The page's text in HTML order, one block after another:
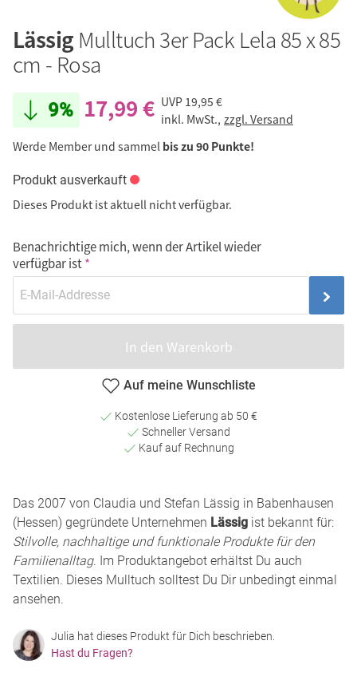
Lässig Mulltuch 3er Pack Lela 85 x 85
cm - Rosa
9% 17,99 € UVP 19,95 €
inkl. MwSt., zzgl. Versand
Werde Member und sammel bis zu 90 Punkte!
Produkt ausverkauft
Dieses Produkt ist aktuell nicht verfügbar.
Benachrichtige mich, wenn der Artikel wieder
verfügbar ist
In den Warenkorb
Auf meine Wunschliste
Kostenlose Lieferung ab 50 €
Schneller Versand
Kauf auf Rechnung
Das 2007 von Claudia und Stefan Lässig in Babenhausen
(Hessen) gegründete Unternehmen Lässig ist bekannt für:
Stilvolle, nachhaltige und funktionale Produkte für den
Familienalltag. Im Produktangebot erhältst Du auch
Textilien. Dieses Mulltuch solltest Du Dir unbedingt einmal
ansehen.
Julia hat dieses Produkt für Dich beschrieben.
Hast du Fragen?